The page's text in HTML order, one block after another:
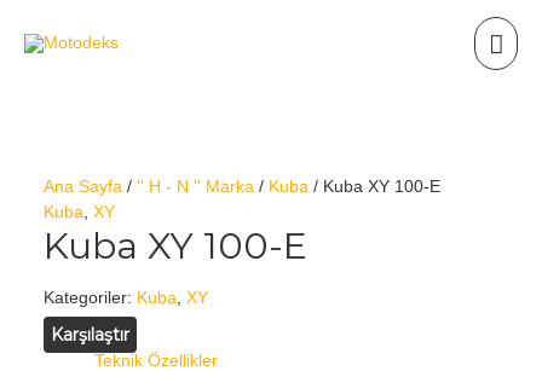
Ana Sayfa / '' H - N '' Marka / Kuba / Kuba XY 100-E
Kuba XY
Kuba XY 100-E
Kategoriler: Kuba XY
Karşılaştır
Teknik Özellikler